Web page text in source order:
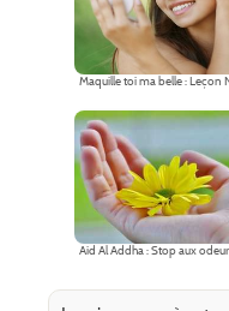
Maquille toi ma belle : Leçon
Aid Al Addha : Stop aux